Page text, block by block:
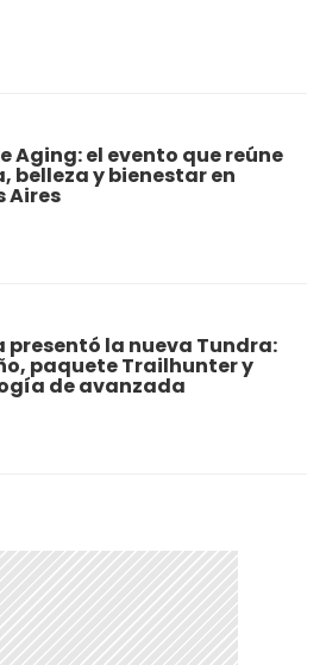
Aging: el evento que reúne
belleza y bienestar en
Aires
presentó la nueva Tundra:
paquete Trailhunter y
de avanzada